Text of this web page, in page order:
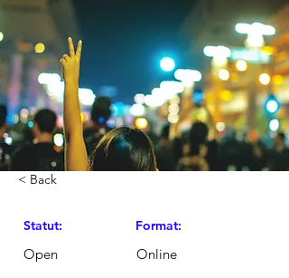
< Back
Statut: Format:
Open Online